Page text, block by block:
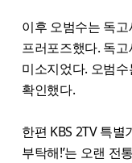
이후 오범수는 독
프러포즈했다. 독
미소지었다. 오범
확인했다.
한편 KBS 2TV 특
부탁해!’는 오랜 전